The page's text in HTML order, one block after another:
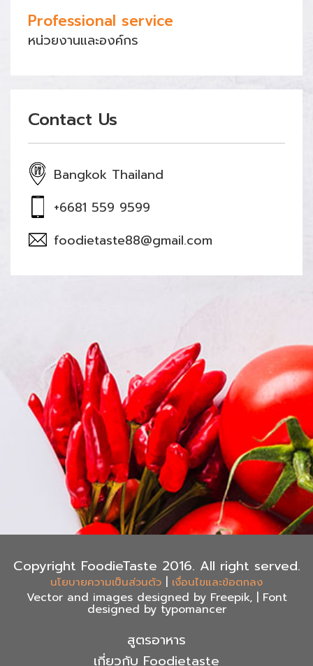
Professional service
หน่วยงานและองค์กร
Contact Us
Bangkok Thailand
+6681 559 9599
foodietaste88@gmail.com
Copyright FoodieTaste 2016. All right served.
นโยบายความเป็นส่วนตัว | เงื่อนไขและข้อตกลง
Vector and images designed by Freepik, | Font
designed by typomancer
สูตรอาหาร
เกี่ยวกับ Foodietaste